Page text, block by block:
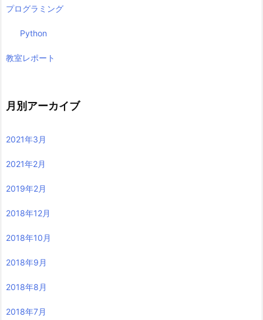
プログラミング
Python
教室レポート
月別アーカイブ
2021年3月
2021年2月
2019年2月
2018年12月
2018年10月
2018年9月
2018年8月
2018年7月